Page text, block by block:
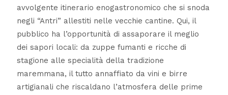
avvolgente itinerario enogastronomico che si snoda
negli “Antri” allestiti nelle vecchie cantine. Qui, il
pubblico ha l’opportunità di assaporare il meglio
dei sapori locali: da zuppe fumanti e ricche di
stagione alle specialità della tradizione
maremmana, il tutto annaffiato da vini e birre
artigianali che riscaldano l’atmosfera delle prime